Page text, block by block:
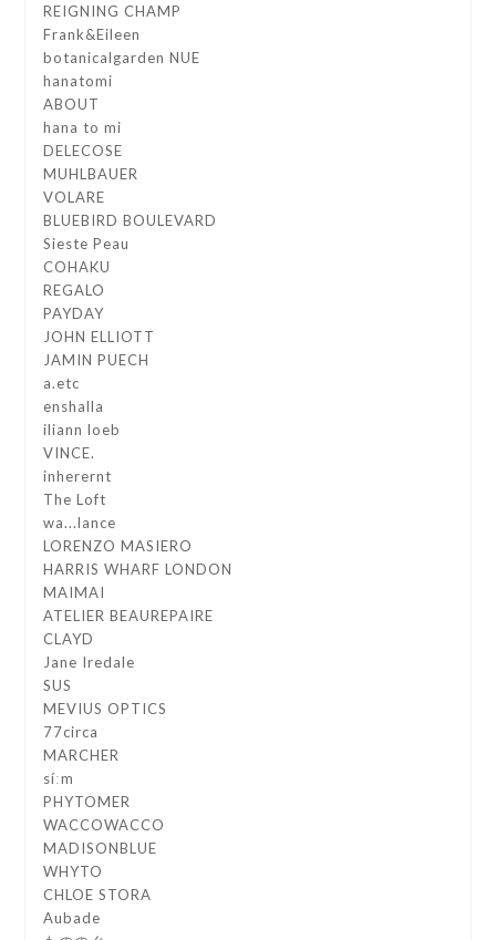
REIGNING CHAMP
Frank&Eileen
botanicalgarden NUE
hanatomi
ABOUT
hana to mi
DELECOSE
MUHLBAUER
VOLARE
BLUEBIRD BOULEVARD
Sieste Peau
COHAKU
REGALO
PAYDAY
JOHN ELLIOTT
JAMIN PUECH
a.etc
enshalla
iliann loeb
VINCE.
inherernt
The Loft
wa...lance
LORENZO MASIERO
HARRIS WHARF LONDON
MAIMAI
ATELIER BEAUREPAIRE
CLAYD
Jane Iredale
SUS
MEVIUS OPTICS
77circa
MARCHER
síːm
PHYTOMER
WACCOWACCO
MADISONBLUE
WHYTO
CHLOE STORA
Aubade